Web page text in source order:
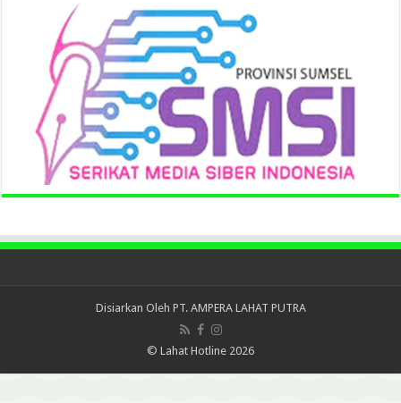
Disiarkan Oleh PT. AMPERA LAHAT PUTRA
© Lahat Hotline 2026